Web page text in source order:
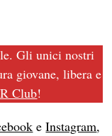
Gli unici nostri
giovane, libera e
Club!
eInstagram,